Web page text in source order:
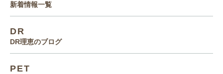
新着情報一覧
DR
DR理恵のブログ
PET